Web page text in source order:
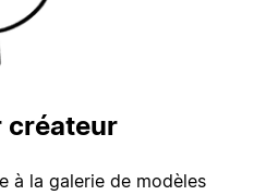
créateur
à la galerie de modèles